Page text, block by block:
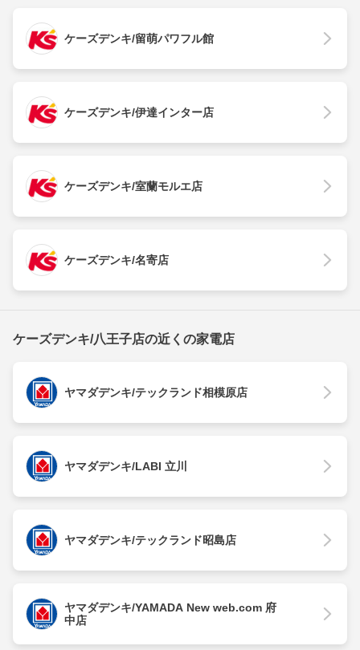
ケーズデンキ/留萌パワフル館
ケーズデンキ/伊達インター店
ケーズデンキ/室蘭モルエ店
ケーズデンキ/名寄店
ケーズデンキ/八王子店の近くの家電店
ヤマダデンキ/テックランド相模原店
ヤマダデンキ/LABI 立川
ヤマダデンキ/テックランド昭島店
ヤマダデンキ/YAMADA New web.com 府
中店